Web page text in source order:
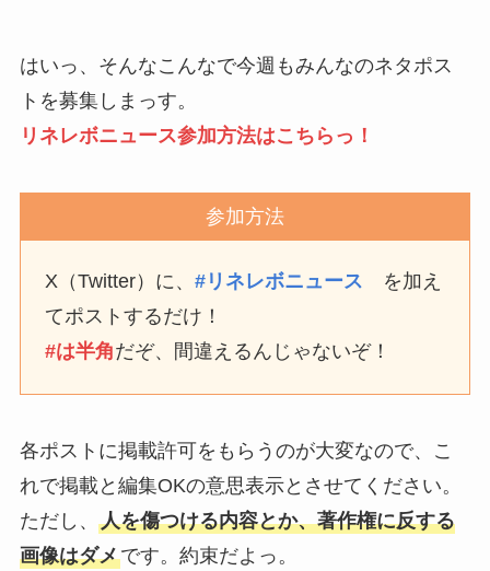
はいっ、そんなこんなで今週もみんなのネタポス
トを募集しまっす。
リネレボニュース参加方法はこちらっ！
参加方法
X（Twitter）に、#リネレボニュース を加え
てポストするだけ！
#は半角だぞ、間違えるんじゃないぞ！
各ポストに掲載許可をもらうのが大変なので、こ
れで掲載と編集OKの意思表示とさせてください。
ただし、 人を傷つける内容とか、著作権に反する
画像はダメです。約束だよっ。